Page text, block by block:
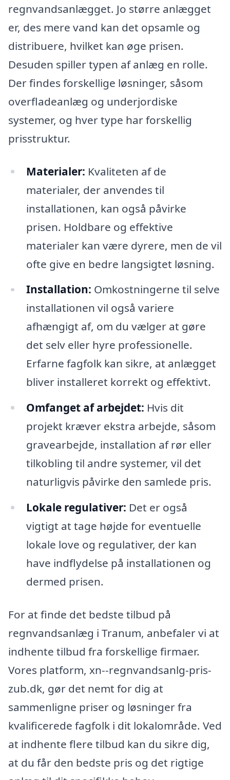
regnvandsanlægget. Jo større anlægget
er, des mere vand kan det opsamle og
distribuere, hvilket kan øge prisen.
Desuden spiller typen af anlæg en rolle.
Der findes forskellige løsninger, såsom
overfladeanlæg og underjordiske
systemer, og hver type har forskellig
prisstruktur.
Materialer: Kvaliteten af de
materialer, der anvendes til
installationen, kan også påvirke
prisen. Holdbare og effektive
materialer kan være dyrere, men de vil
ofte give en bedre langsigtet løsning.
Installation: Omkostningerne til selve
installationen vil også variere
afhængigt af, om du vælger at gøre
det selv eller hyre professionelle.
Erfarne fagfolk kan sikre, at anlægget
bliver installeret korrekt og effektivt.
Omfanget af arbejdet: Hvis dit
projekt kræver ekstra arbejde, såsom
gravearbejde, installation af rør eller
tilkobling til andre systemer, vil det
naturligvis påvirke den samlede pris.
Lokale regulativer: Det er også
vigtigt at tage højde for eventuelle
lokale love og regulativer, der kan
have indflydelse på installationen og
dermed prisen.
For at finde det bedste tilbud på
regnvandsanlæg i Tranum, anbefaler vi at
indhente tilbud fra forskellige firmaer.
Vores platform, xn--regnvandsanlg-pris-
zub.dk, gør det nemt for dig at
sammenligne priser og løsninger fra
kvalificerede fagfolk i dit lokalområde. Ved
at indhente flere tilbud kan du sikre dig,
at du får den bedste pris og det rigtige